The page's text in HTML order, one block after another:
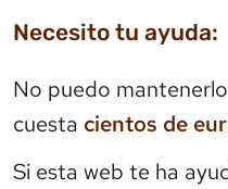
Necesito tu ayuda:
No puedo
cuesta cientos de
Si esta web te ha